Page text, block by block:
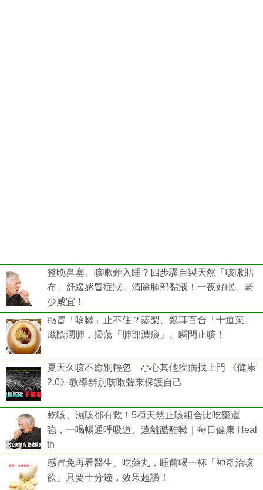
整晚鼻塞、咳嗽難入睡？四步驟自製天然「咳嗽貼
布」舒緩感冒症狀、清除肺部黏液！一夜好眠、老
少咸宜！
感冒「咳嗽」止不住？蒸梨、銀耳百合「十道菜」
滋陰潤肺，掃蕩「肺部濃痰」、瞬間止咳！
夏天久咳不癒別輕忽 小心其他疾病找上門 《健康
2.0》教導辨別咳嗽聲來保護自己
乾咳、濕咳都有救！5種天然止咳組合比吃藥還
強，一喝暢通呼吸道、遠離酷酷嗽｜每日健康 Heal
th
感冒免再看醫生、吃藥丸，睡前喝一杯「神奇治咳
飲」只要十分鐘，效果超讚！